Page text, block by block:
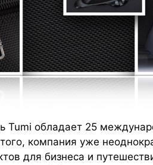
Tumi обладает 25
компания уже
для бизнеса и